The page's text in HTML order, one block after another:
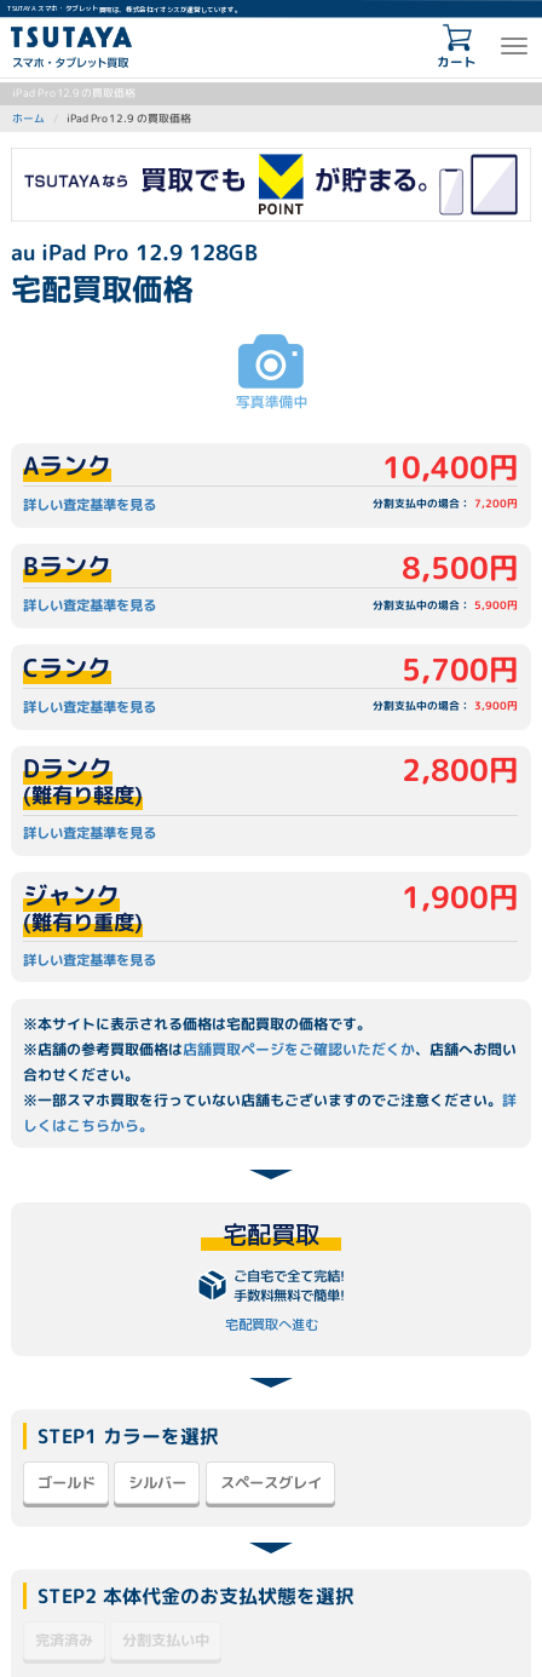
TSUTAYA スマホ・タブレット買取は、株式会社イオシスが運営しています。
カート
iPad Pro 12.9 の買取価格
ホーム iPad Pro 12.9 の買取価格
au iPad Pro 12.9 128GB
宅配買取価格
詳しい査定基準を見る
Aランク 10,400円
分割支払中の場合：7,200円
詳しい査定基準を見る
Bランク 8,500円
分割支払中の場合：5,900円
詳しい査定基準を見る
Cランク 5,700円
分割支払中の場合：3,900円
詳しい査定基準を見る
Dランク
(難有り軽度)
2,800円
詳しい査定基準を見る
ジャンク
(難有り重度)
1,900円
※本サイトに表示される価格は宅配買取の価格です。
※店舗の参考買取価格は店舗買取ページをご確認いただくか、店舗へお問い
合わせください。
※一部スマホ買取を行っていない店舗もございますのでご注意ください。詳
しくはこちらから。
宅配買取
ご自宅で全て完結!
手数料無料で簡単!
宅配買取へ進む
STEP1 カラーを選択
ゴールド シルバー スペースグレイ
STEP2 本体代金のお支払状態を選択
完済済み 分割支払い中